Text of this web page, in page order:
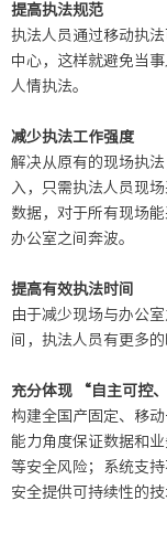
提高执法规范
执法人员通过移动执
中心，这样就避免当
人情执法。
减少执法工作强度
解决从原有的现场执
入，只需执法人员现
数据，对于所有现场
办公室之间奔波。
提高有效执法时间
由于减少现场与办公
间，执法人员有更多的
充分体现 “自主可控
构建全国产固定、移
能力角度保证数据和
等安全风险；系统支
安全提供可持续性的技